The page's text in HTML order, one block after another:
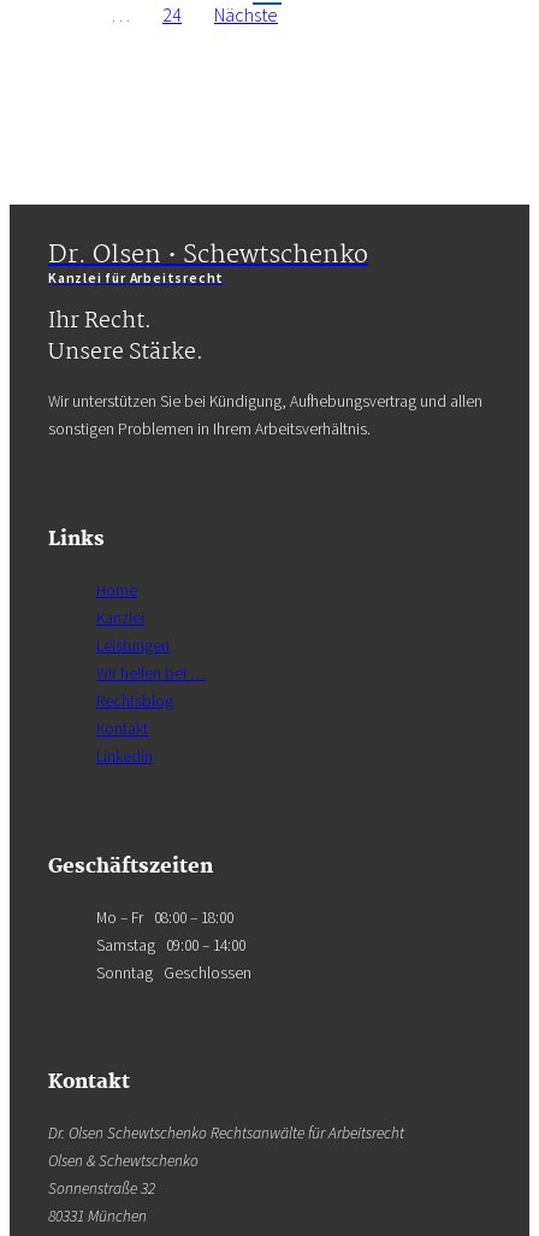
24 Nächste
Dr. Olsen • Schewtschenko
Kanzlei für Arbeitsrecht
Ihr Recht.
Unsere Stärke.
Wir unterstützen Sie bei Kündigung, Aufhebungsvertrag und allen
sonstigen Problemen in Ihrem Arbeitsverhältnis.
Links
Home
Kanzlei
Leistungen
Wir helfen bei …
Rechtsblog
Kontakt
Linkedin
Geschäftszeiten
Mo – Fr 08:00 – 18:00
Samstag 09:00 – 14:00
Sonntag Geschlossen
Kontakt
Dr. Olsen Schewtschenko Rechtsanwälte für Arbeitsrecht
Olsen & Schewtschenko
Sonnenstraße 32
80331 München